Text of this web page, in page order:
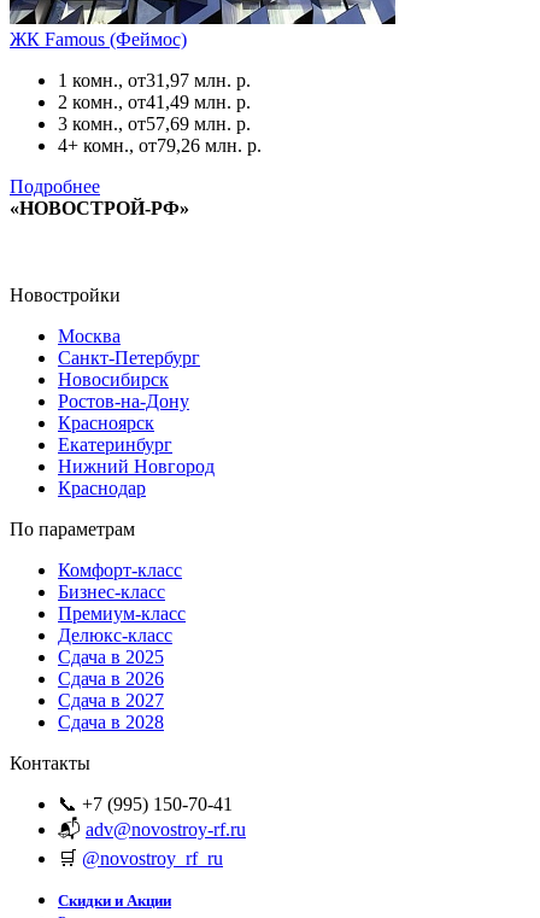
ЖК Famous (Феймос)
1 комн., от31,97 млн. р.
2 комн., от41,49 млн. р.
3 комн., от57,69 млн. р.
4+ комн., от79,26 млн. р.
Подробнее
«НОВОСТРОЙ-РФ»
Новостройки
Москва
Санкт-Петербург
Новосибирск
Ростов-на-Дону
Красноярск
Екатеринбург
Нижний Новгород
Краснодар
По параметрам
Комфорт-класс
Бизнес-класс
Премиум-класс
Делюкс-класс
Сдача в 2025
Сдача в 2026
Сдача в 2027
Сдача в 2028
Контакты
📞 +7 (995) 150-70-41
📬 adv@novostroy-rf.ru
🛒 @novostroy_rf_ru
Скидки и Акции